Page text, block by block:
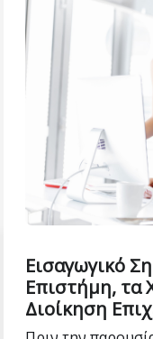
Εισαγωγικό
Επιστήμη, τα
Διοίκηση